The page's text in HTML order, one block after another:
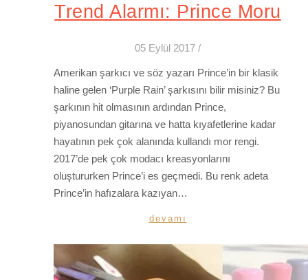
Trend Alarmı: Prince Moru
05 Eylül 2017 /
Amerikan şarkıcı ve söz yazarı Prince’in bir klasik
haline gelen ‘Purple Rain’ şarkısını bilir misiniz? Bu
şarkının hit olmasının ardından Prince,
piyanosundan gitarına ve hatta kıyafetlerine kadar
hayatının pek çok alanında kullandı mor rengi.
2017’de pek çok modacı kreasyonlarını
oluştururken Prince’i es geçmedi. Bu renk adeta
Prince’in hafızalara kazıyan…
devamı